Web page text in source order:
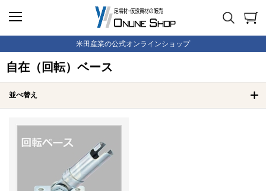
米田産業の公式オンラインショップ
自在（回転）ベース
並べ替え